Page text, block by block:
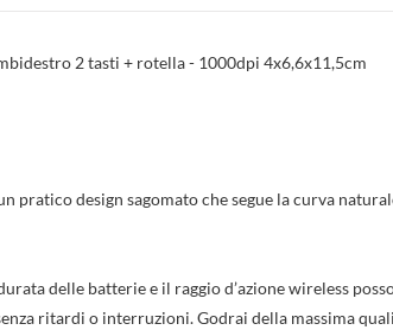
2 tasti + rotella - 1000dpi 4x6,6x11,5cm
pratico design sagomato che segue la curva
delle batterie e il raggio d’azione wireless
ritardi o interruzioni. Godrai della massima